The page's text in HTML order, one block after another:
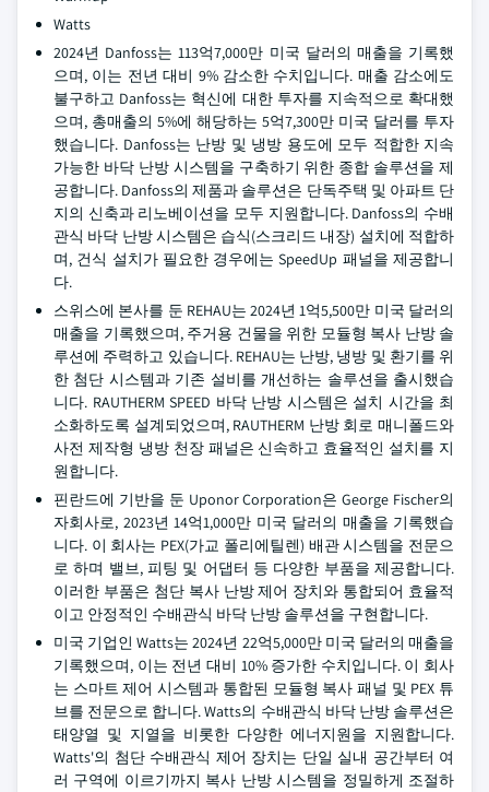
Watts
2024년 Danfoss는 113억7,000만 미국 달러의 매출을 기록했
으며, 이는 전년 대비 9% 감소한 수치입니다. 매출 감소에도
불구하고 Danfoss는 혁신에 대한 투자를 지속적으로 확대했
으며, 총매출의 5%에 해당하는 5억7,300만 미국 달러를 투자
했습니다. Danfoss는 난방 및 냉방 용도에 모두 적합한 지속
가능한 바닥 난방 시스템을 구축하기 위한 종합 솔루션을 제
공합니다. Danfoss의 제품과 솔루션은 단독주택 및 아파트 단
지의 신축과 리노베이션을 모두 지원합니다. Danfoss의 수배
관식 바닥 난방 시스템은 습식(스크리드 내장) 설치에 적합하
며, 건식 설치가 필요한 경우에는 SpeedUp 패널을 제공합니
다.
스위스에 본사를 둔 REHAU는 2024년 1억5,500만 미국 달러의
매출을 기록했으며, 주거용 건물을 위한 모듈형 복사 난방 솔
루션에 주력하고 있습니다. REHAU는 난방, 냉방 및 환기를 위
한 첨단 시스템과 기존 설비를 개선하는 솔루션을 출시했습
니다. RAUTHERM SPEED 바닥 난방 시스템은 설치 시간을 최
소화하도록 설계되었으며, RAUTHERM 난방 회로 매니폴드와
사전 제작형 냉방 천장 패널은 신속하고 효율적인 설치를 지
원합니다.
핀란드에 기반을 둔 Uponor Corporation은 George Fischer의
자회사로, 2023년 14억1,000만 미국 달러의 매출을 기록했습
니다. 이 회사는 PEX(가교 폴리에틸렌) 배관 시스템을 전문으
로 하며 밸브, 피팅 및 어댑터 등 다양한 부품을 제공합니다.
이러한 부품은 첨단 복사 난방 제어 장치와 통합되어 효율적
이고 안정적인 수배관식 바닥 난방 솔루션을 구현합니다.
미국 기업인 Watts는 2024년 22억5,000만 미국 달러의 매출을
기록했으며, 이는 전년 대비 10% 증가한 수치입니다. 이 회사
는 스마트 제어 시스템과 통합된 모듈형 복사 패널 및 PEX 튜
브를 전문으로 합니다. Watts의 수배관식 바닥 난방 솔루션은
태양열 및 지열을 비롯한 다양한 에너지원을 지원합니다.
Watts'의 첨단 수배관식 제어 장치는 단일 실내 공간부터 여
러 구역에 이르기까지 복사 난방 시스템을 정밀하게 조절하